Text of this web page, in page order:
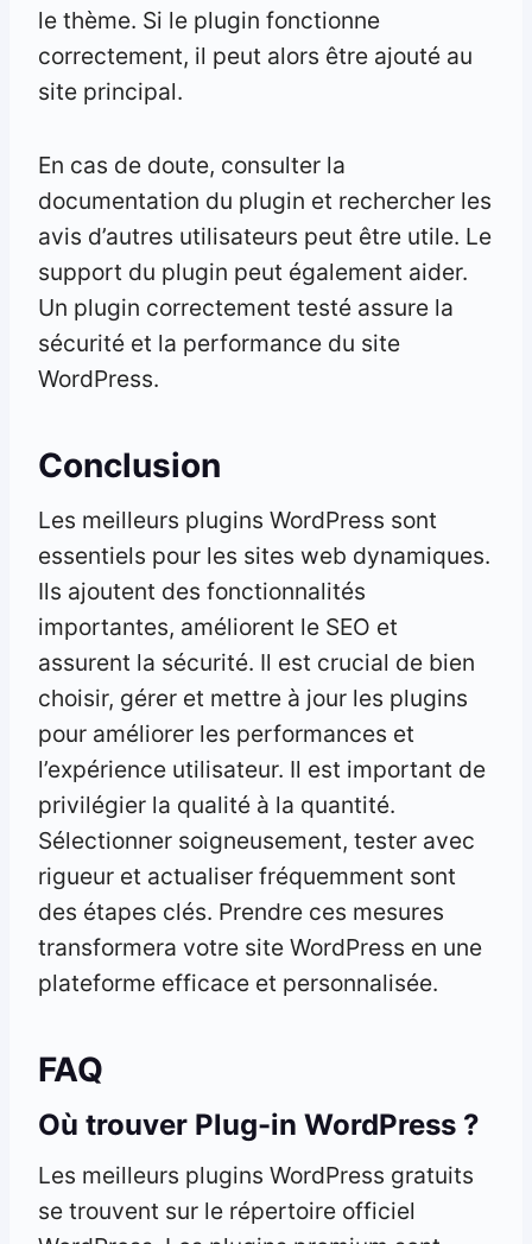
le thème. Si le plugin fonctionne
correctement, il peut alors être ajouté au
site principal.
En cas de doute, consulter la
documentation du plugin et rechercher les
avis d’autres utilisateurs peut être utile. Le
support du plugin peut également aider.
Un plugin correctement testé assure la
sécurité et la performance du site
WordPress.
Conclusion
Les meilleurs plugins WordPress sont
essentiels pour les sites web dynamiques.
Ils ajoutent des fonctionnalités
importantes, améliorent le SEO et
assurent la sécurité. Il est crucial de bien
choisir, gérer et mettre à jour les plugins
pour améliorer les performances et
l’expérience utilisateur. Il est important de
privilégier la qualité à la quantité.
Sélectionner soigneusement, tester avec
rigueur et actualiser fréquemment sont
des étapes clés. Prendre ces mesures
transformera votre site WordPress en une
plateforme efficace et personnalisée.
FAQ
Où trouver Plug-in WordPress ?
Les meilleurs plugins WordPress gratuits
se trouvent sur le répertoire officiel